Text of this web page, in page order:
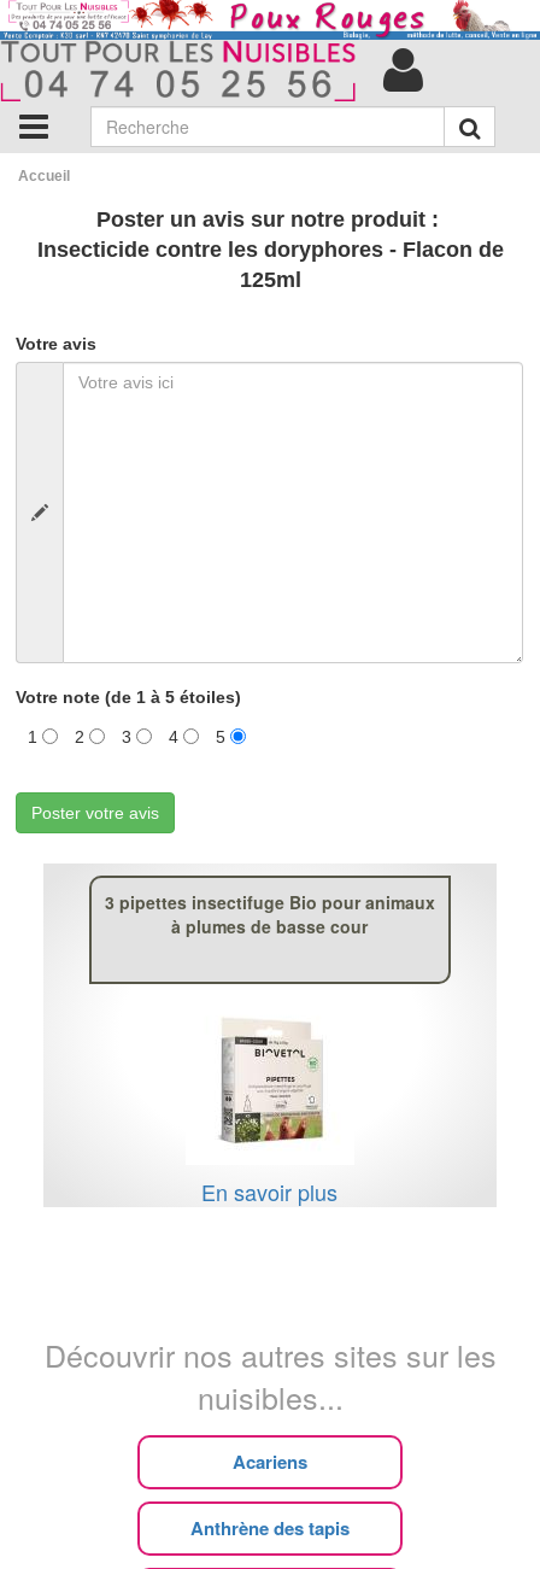
Accueil
Poster un avis sur notre produit :
Insecticide contre les doryphores - Flacon de
125ml
Votre avis
Votre note (de 1 à 5 étoiles)
1 2 3 4 5
Poster votre avis
3 pipettes insectifuge Bio pour animaux
à plumes de basse cour
En savoir plus
Découvrir nos autres sites sur les
nuisibles...
Acariens
Anthrène des tapis